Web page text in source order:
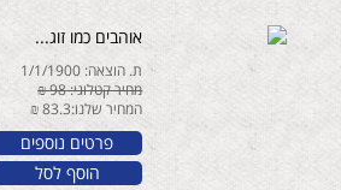
אוהבים כמו זוג...
ת. הוצאה: 1/1/1900
מחיר קטלוגי: 98 ₪
המחיר שלנו:83.3 ₪
פרטים נוספים
הוסף לסל